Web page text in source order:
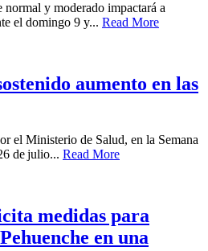
y moderado impactará a
el domingo 9 y... Read More
aumento en las
el Ministerio de Salud, en la Semana
de julio... Read More
medidas para
en una